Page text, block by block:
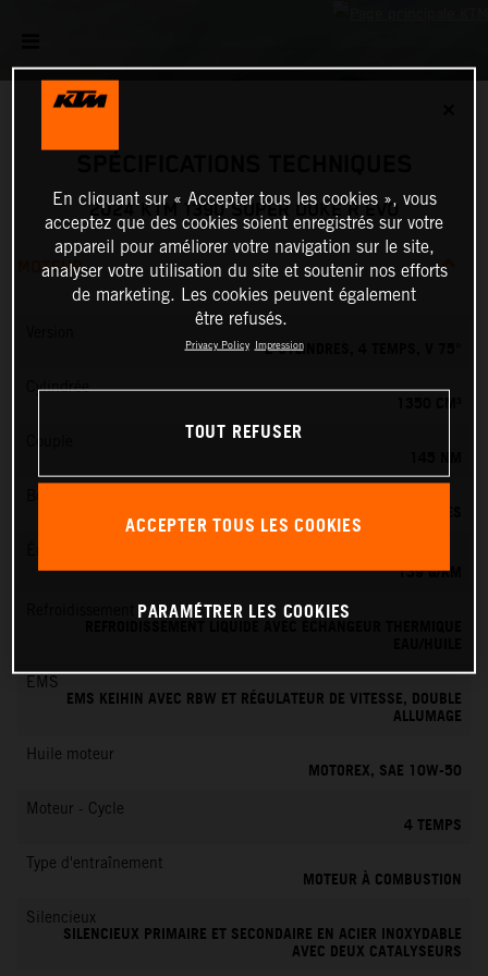
2024 KTM 1390 SUPER DUKE R EVO
MOTEUR
2 CYLINDRES, 4 TEMPS, V 75°
Cylindrée
139 G/KM
REFROIDISSEMENT LIQUIDE AVEC ÉCHANGEUR THERMIQUE
EMS
EMS KEIHIN AVEC RBW ET RÉGULATEUR DE VITESSE, DOUBLE
ALLUMAGE
Huile moteur
MOTOREX, SAE 10W-50
Moteur - Cycle
4 TEMPS
Type d'entraînement
MOTEUR À COMBUSTION
Silencieux
SILENCIEUX PRIMAIRE ET SECONDAIRE EN ACIER INOXYDABLE
AVEC DEUX CATALYSEURS
En cliquant sur « Accepter tous les cookies », vous
acceptez que des cookies soient enregistrés sur votre
appareil pour améliorer votre navigation sur le site,
analyser votre utilisation du site et soutenir nos efforts
de marketing. Les cookies peuvent également
être refusés.
Privacy Policy Impression
TOUT REFUSER
ACCEPTER TOUS LES COOKIES
PARAMÉTRER LES COOKIES